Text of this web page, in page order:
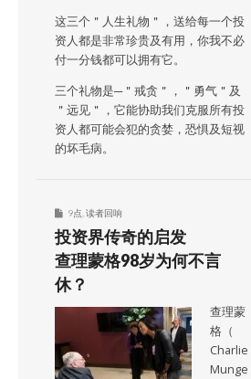
这三个＂人生礼物＂，送给每一个投
资人都是非常珍贵及有用，你我不必
付一分钱都可以拥有它。
三个礼物是─＂戒贪＂，＂勇气＂及
＂远见＂，它能协助我们克服所有投
资人都可能会犯的贪婪，恐惧及短视
的坏毛病。
9点 读者回响
投资界传奇的启发
查理蒙格98岁为何不言
休？
查理蒙
格（
Charlie
Munge